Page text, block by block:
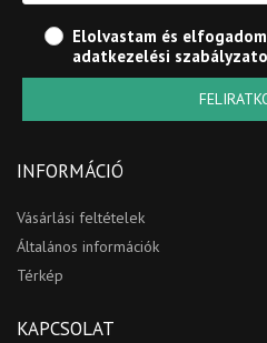
Elolvastam és
adatkezelési
INFORMÁCIÓ
Vásárlási feltételek
Általános információk
Térkép
KAPCSOLAT